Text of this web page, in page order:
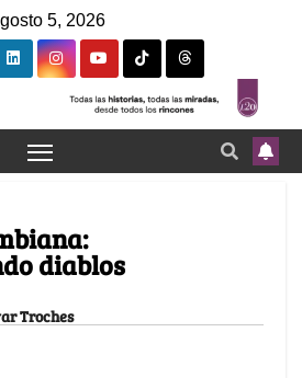
5, 2026
diablos
Troches